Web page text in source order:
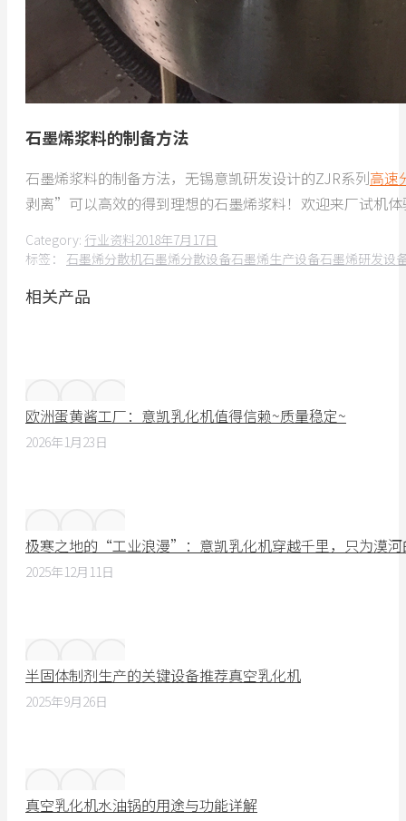
石墨烯浆料的制备方法
石墨烯浆料的制备方法，无锡意凯研发设计的ZJR系列高速
剥离”可以高效的得到理想的石墨烯浆料！欢迎来厂试机
Category: 行业资料2018年7月17日
标签： 石墨烯分散机石墨烯分散设备石墨烯生产设备石墨烯研发设
相关产品
欧洲蛋黄酱工厂：意凯乳化机值得信赖~质量稳定~
2026年1月23日
极寒之地的“工业浪漫”：意凯乳化机穿越千里，只为漠河
2025年12月11日
半固体制剂生产的关键设备推荐真空乳化机
2025年9月26日
真空乳化机水油锅的用途与功能详解